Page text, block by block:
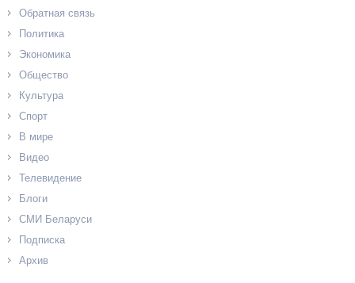
Обратная связь
Политика
Экономика
Общество
Культура
Спорт
В мире
Видео
Телевидение
Блоги
СМИ Беларуси
Подписка
Архив